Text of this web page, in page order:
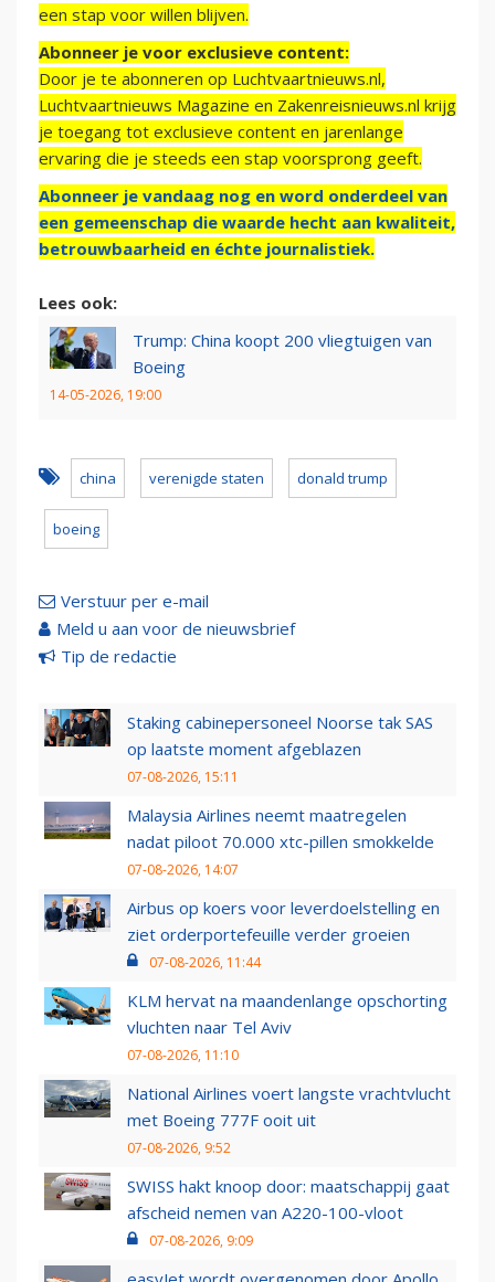
een stap voor willen blijven.
Abonneer je voor exclusieve content:
Door je te abonneren op Luchtvaartnieuws.nl,
Luchtvaartnieuws Magazine en Zakenreisnieuws.nl krijg
je toegang tot exclusieve content en jarenlange
ervaring die je steeds een stap voorsprong geeft.
Abonneer je vandaag nog en word onderdeel van
een gemeenschap die waarde hecht aan kwaliteit,
betrouwbaarheid en échte journalistiek.
Lees ook:
Trump: China koopt 200 vliegtuigen van
Boeing
14-05-2026, 19:00
china verenigde staten donald trump
boeing
Verstuur per e-mail
Meld u aan voor de nieuwsbrief
Tip de redactie
Staking cabinepersoneel Noorse tak SAS
op laatste moment afgeblazen
07-08-2026, 15:11
Malaysia Airlines neemt maatregelen
nadat piloot 70.000 xtc-pillen smokkelde
07-08-2026, 14:07
Airbus op koers voor leverdoelstelling en
ziet orderportefeuille verder groeien
07-08-2026, 11:44
KLM hervat na maandenlange opschorting
vluchten naar Tel Aviv
07-08-2026, 11:10
National Airlines voert langste vrachtvlucht
met Boeing 777F ooit uit
07-08-2026, 9:52
SWISS hakt knoop door: maatschappij gaat
afscheid nemen van A220-100-vloot
07-08-2026, 9:09